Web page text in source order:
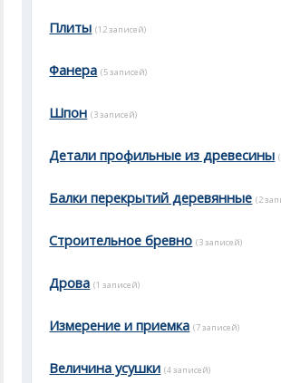
Плиты (12 записей)
Фанера (5 записей)
Шпон (3 записей)
Детали профильные из древесины
Балки перекрытий деревянные (2
Строительное бревно (3 записей)
Дрова (1 записей)
Измерение и приемка (7 записей)
Величина усушки (4 записей)